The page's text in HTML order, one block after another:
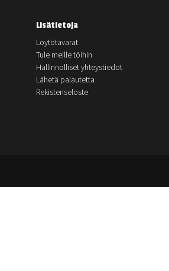
Lisätietoja
Löytötavarat
Tule meille töihin
Hallinnolliset yhteystiedot
Lähetä palautetta
Rekisteriseloste